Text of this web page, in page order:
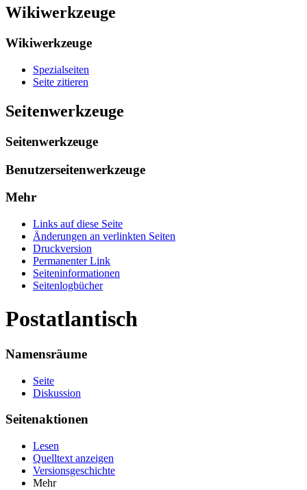
Wikiwerkzeuge
Wikiwerkzeuge
Spezialseiten
Seite zitieren
Seitenwerkzeuge
Seitenwerkzeuge
Benutzerseitenwerkzeuge
Mehr
Links auf diese Seite
Änderungen an verlinkten Seiten
Druckversion
Permanenter Link
Seiten­informationen
Seitenlogbücher
Postatlantisch
Namensräume
Seite
Diskussion
Seitenaktionen
Lesen
Quelltext anzeigen
Versionsgeschichte
Mehr